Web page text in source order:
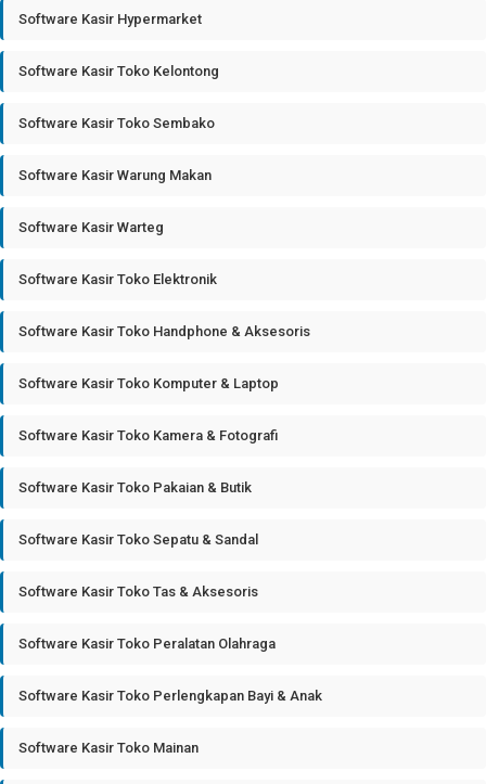
Software Kasir Hypermarket
Software Kasir Toko Kelontong
Software Kasir Toko Sembako
Software Kasir Warung Makan
Software Kasir Warteg
Software Kasir Toko Elektronik
Software Kasir Toko Handphone & Aksesoris
Software Kasir Toko Komputer & Laptop
Software Kasir Toko Kamera & Fotografi
Software Kasir Toko Pakaian & Butik
Software Kasir Toko Sepatu & Sandal
Software Kasir Toko Tas & Aksesoris
Software Kasir Toko Peralatan Olahraga
Software Kasir Toko Perlengkapan Bayi & Anak
Software Kasir Toko Mainan